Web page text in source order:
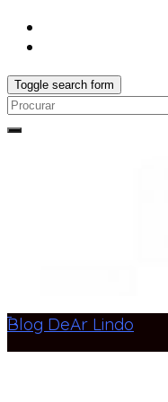
Toggle search form
Search
Blog DeAr Lindo